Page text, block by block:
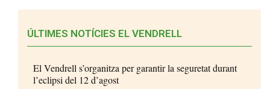
ÚLTIMES NOTÍCIES EL VENDRELL
El Vendrell s’organitza per garantir la seguretat durant
l’eclipsi del 12 d’agost